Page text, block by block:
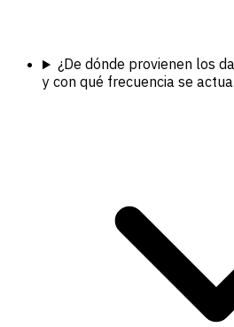
¿De dónde provienen los
y con qué frecuencia se